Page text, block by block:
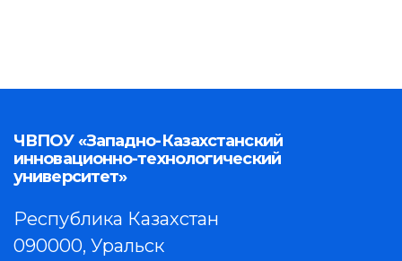
ЧВПОУ «Западно-Казахстанский
инновационно-технологический
университет»
Республика Казахстан
090000, Уральск